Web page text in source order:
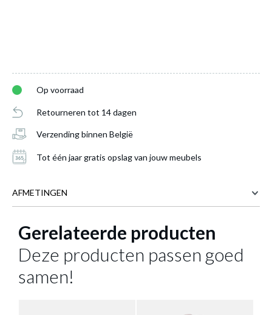
Op voorraad
Retourneren tot 14 dagen
Verzending binnen België
Tot één jaar gratis opslag van jouw meubels
AFMETINGEN
BREEDTE 17 cm
16 cm
HOOGTE 20 cm
Meer afmetingen
Gerelateerde producten
Deze producten passen goed
samen!
toegevoegd aan je winkelmandje